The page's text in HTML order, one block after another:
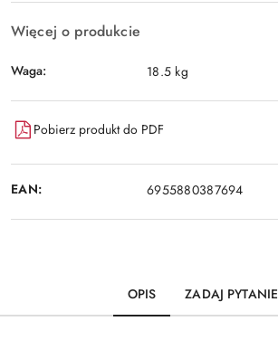
Więcej o produkcie
Waga: 18.5 kg
Pobierz produkt do PDF
EAN: 6955880387694
OPIS ZADAJ PYTANIE